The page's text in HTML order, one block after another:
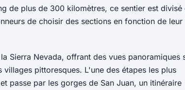
de plus de 300 kilomètres, ce sentier est divisé
de choisir des sections en fonction de leur
Sierra Nevada, offrant des vues panoramiques
villages pittoresques. L'une des étapes les plus
passe par les gorges de San Juan, un itinéraire